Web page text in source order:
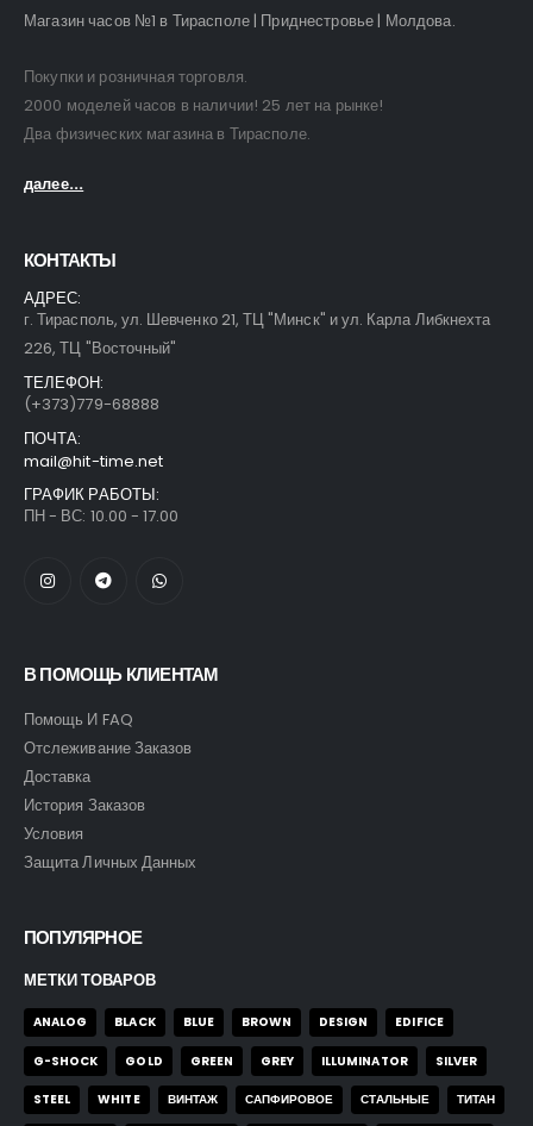
Магазин часов №1 в Тирасполе | Приднестровье | Молдова.
Покупки и розничная торговля.
2000 моделей часов в наличии! 25 лет на рынке!
Два физических магазина в Тирасполе.
далее...
КОНТАКТЫ
АДРЕС:
г. Тирасполь, ул. Шевченко 21, ТЦ "Минск" и ул. Карла Либкнехта
226, ТЦ "Восточный"
ТЕЛЕФОН:
(+373)779-68888
ПОЧТА:
mail@hit-time.net
ГРАФИК РАБОТЫ:
ПН - ВС: 10.00 - 17.00
В ПОМОЩЬ КЛИЕНТАМ
Помощь И FAQ
Отслеживание Заказов
Доставка
История Заказов
Условия
Защита Личных Данных
ПОПУЛЯРНОЕ
МЕТКИ ТОВАРОВ
ANALOG BLACK BLUE BROWN DESIGN EDIFICE
G-SHOCK GOLD GREEN GREY ILLUMINATOR SILVER
STEEL WHITE ВИНТАЖ САПФИРОВОЕ СТАЛЬНЫЕ ТИТАН